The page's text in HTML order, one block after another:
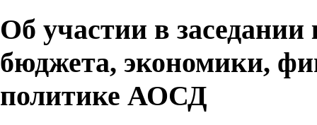
Об участии в
бюджета, экономики,
политике АОСД